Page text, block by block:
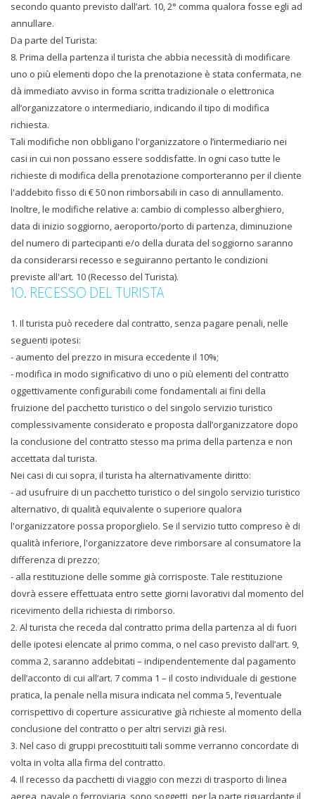
secondo quanto previsto dall’art. 10, 2° comma qualora fosse egli ad
annullare.
Da parte del Turista:
8. Prima della partenza il turista che abbia necessità di modificare
uno o più elementi dopo che la prenotazione è stata confermata, ne
dà immediato avviso in forma scritta tradizionale o elettronica
all’organizzatore o intermediario, indicando il tipo di modifica
richiesta.
Tali modifiche non obbligano l'organizzatore o l’intermediario nei
casi in cui non possano essere soddisfatte. In ogni caso tutte le
richieste di modifica della prenotazione comporteranno per il cliente
l'addebito fisso di € 50 non rimborsabili in caso di annullamento.
Inoltre, le modifiche relative a: cambio di complesso alberghiero,
data di inizio soggiorno, aeroporto/porto di partenza, diminuzione
del numero di partecipanti e/o della durata del soggiorno saranno
da considerarsi recesso e seguiranno pertanto le condizioni
previste all'art. 10 (Recesso del Turista).
10. RECESSO DEL TURISTA
1. Il turista può recedere dal contratto, senza pagare penali, nelle
seguenti ipotesi:
- aumento del prezzo in misura eccedente il 10%;
- modifica in modo significativo di uno o più elementi del contratto
oggettivamente configurabili come fondamentali ai fini della
fruizione del pacchetto turistico o del singolo servizio turistico
complessivamente considerato e proposta dall’organizzatore dopo
la conclusione del contratto stesso ma prima della partenza e non
accettata dal turista.
Nei casi di cui sopra, il turista ha alternativamente diritto:
- ad usufruire di un pacchetto turistico o del singolo servizio turistico
alternativo, di qualità equivalente o superiore qualora
l'organizzatore possa proporglielo. Se il servizio tutto compreso è di
qualità inferiore, l'organizzatore deve rimborsare al consumatore la
differenza di prezzo;
- alla restituzione delle somme già corrisposte. Tale restituzione
dovrà essere effettuata entro sette giorni lavorativi dal momento del
ricevimento della richiesta di rimborso.
2. Al turista che receda dal contratto prima della partenza al di fuori
delle ipotesi elencate al primo comma, o nel caso previsto dall’art. 9,
comma 2, saranno addebitati – indipendentemente dal pagamento
dell’acconto di cui all’art. 7 comma 1 – il costo individuale di gestione
pratica, la penale nella misura indicata nel comma 5, l’eventuale
corrispettivo di coperture assicurative già richieste al momento della
conclusione del contratto o per altri servizi già resi.
3. Nel caso di gruppi precostituiti tali somme verranno concordate di
volta in volta alla firma del contratto.
4. Il recesso da pacchetti di viaggio con mezzi di trasporto di linea
aerea, navale o ferroviaria, sono soggetti, per la parte riguardante il